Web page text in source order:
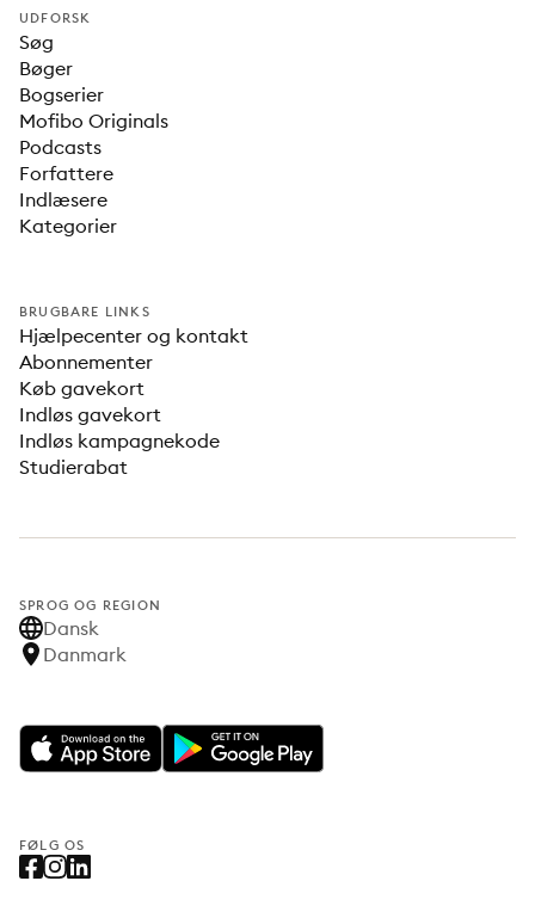
UDFORSK
Søg
Bøger
Bogserier
Mofibo Originals
Podcasts
Forfattere
Indlæsere
Kategorier
BRUGBARE LINKS
Hjælpecenter og kontakt
Abonnementer
Køb gavekort
Indløs gavekort
Indløs kampagnekode
Studierabat
SPROG OG REGION
Dansk
Danmark
FØLG OS